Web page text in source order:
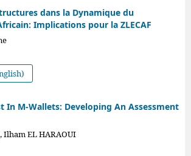
dans la Dynamique du
Implications pour la ZLECAF
In M-Wallets: Developing An Assessment
Ilham EL HARAOUI